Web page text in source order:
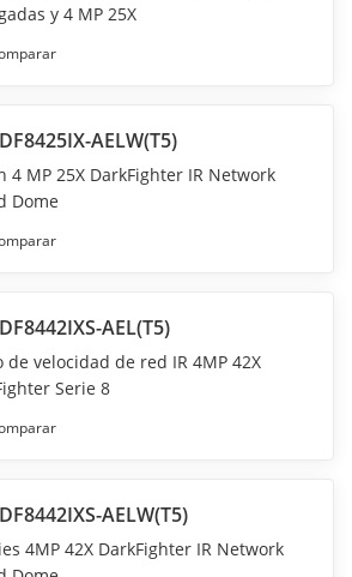
y 4 MP 25X
AELW(T5)
4 MP 25X DarkFighter IR Network
Dome
AEL(T5)
de velocidad de red IR 4MP 42X
Serie 8
AELW(T5)
4MP 42X DarkFighter IR Network